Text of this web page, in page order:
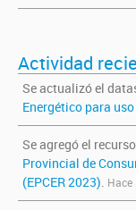
Actividad
Se actualizó el
Energético para
Se agregó el recurso
Provincial de
(EPCER 2023). Hace